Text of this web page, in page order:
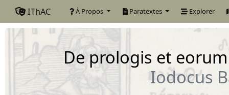
IThAC À Propos Paratextes Explorer
De prologis et
Iodocus